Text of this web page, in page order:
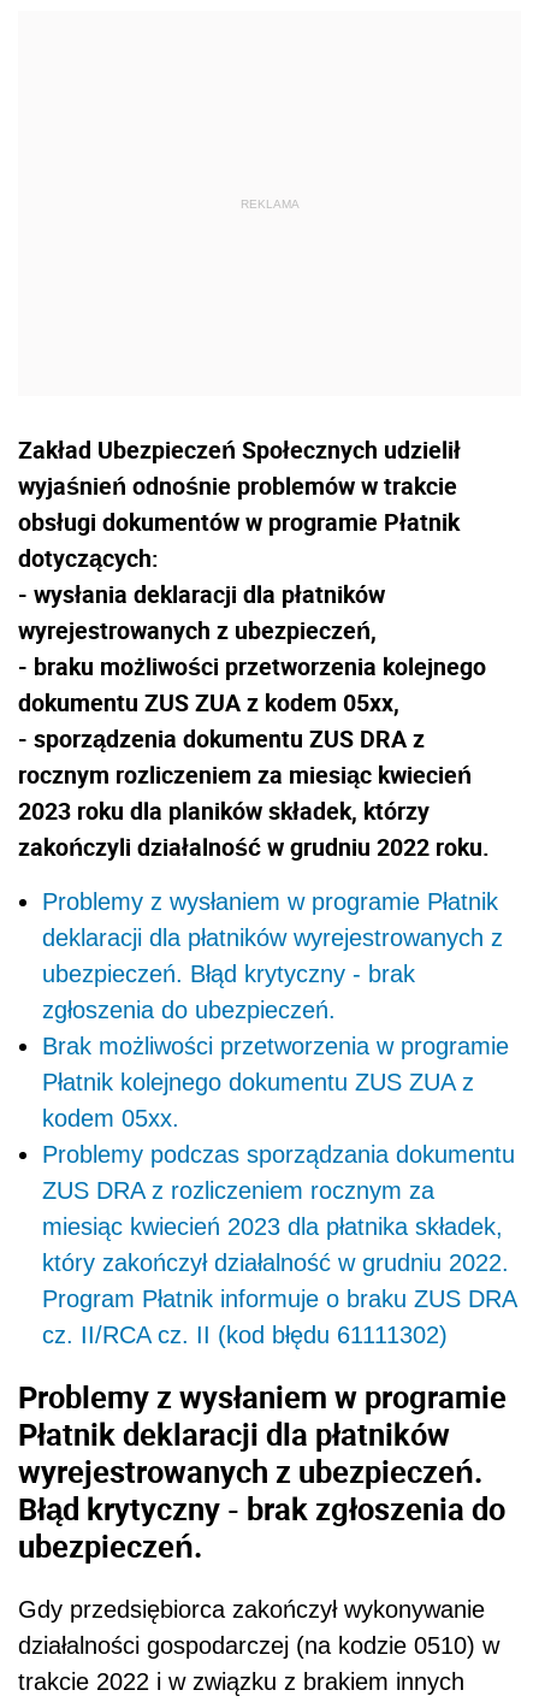
Zakład Ubezpieczeń Społecznych udzielił
wyjaśnień odnośnie problemów w trakcie
obsługi dokumentów w programie Płatnik
dotyczących:
- wysłania deklaracji dla płatników
wyrejestrowanych z ubezpieczeń,
- braku możliwości przetworzenia kolejnego
dokumentu ZUS ZUA z kodem 05xx,
- sporządzenia dokumentu ZUS DRA z
rocznym rozliczeniem za miesiąc kwiecień
2023 roku dla planików składek, którzy
zakończyli działalność w grudniu 2022 roku.
Problemy z wysłaniem w programie Płatnik
deklaracji dla płatników wyrejestrowanych z
ubezpieczeń. Błąd krytyczny - brak
zgłoszenia do ubezpieczeń.
Brak możliwości przetworzenia w programie
Płatnik kolejnego dokumentu ZUS ZUA z
kodem 05xx.
Problemy podczas sporządzania dokumentu
ZUS DRA z rozliczeniem rocznym za
miesiąc kwiecień 2023 dla płatnika składek,
który zakończył działalność w grudniu 2022.
Program Płatnik informuje o braku ZUS DRA
cz. II/RCA cz. II (kod błędu 61111302)
Problemy z wysłaniem w programie
Płatnik deklaracji dla płatników
wyrejestrowanych z ubezpieczeń.
Błąd krytyczny - brak zgłoszenia do
ubezpieczeń.
Gdy przedsiębiorca zakończył wykonywanie
działalności gospodarczej (na kodzie 0510) w
trakcie 2022 i w związku z brakiem innych